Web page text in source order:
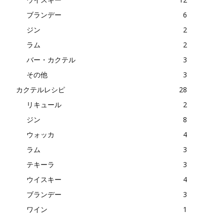
ブランデー
6
ジン
2
ラム
2
バー・カクテル
3
その他
3
カクテルレシピ
28
リキュール
2
ジン
8
ウォッカ
4
ラム
3
テキーラ
3
ウイスキー
4
ブランデー
3
ワイン
1